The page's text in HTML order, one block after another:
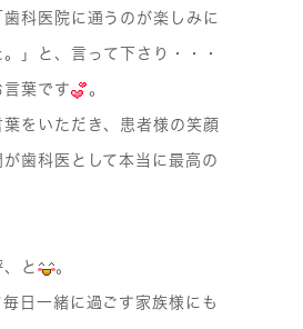
科医院に通うのが楽しみに
」と、言って下さり・・・
葉です 。
をいただき、患者様の笑顔
歯科医として本当に最高の
と 。
日一緒に過ごす家族様にも